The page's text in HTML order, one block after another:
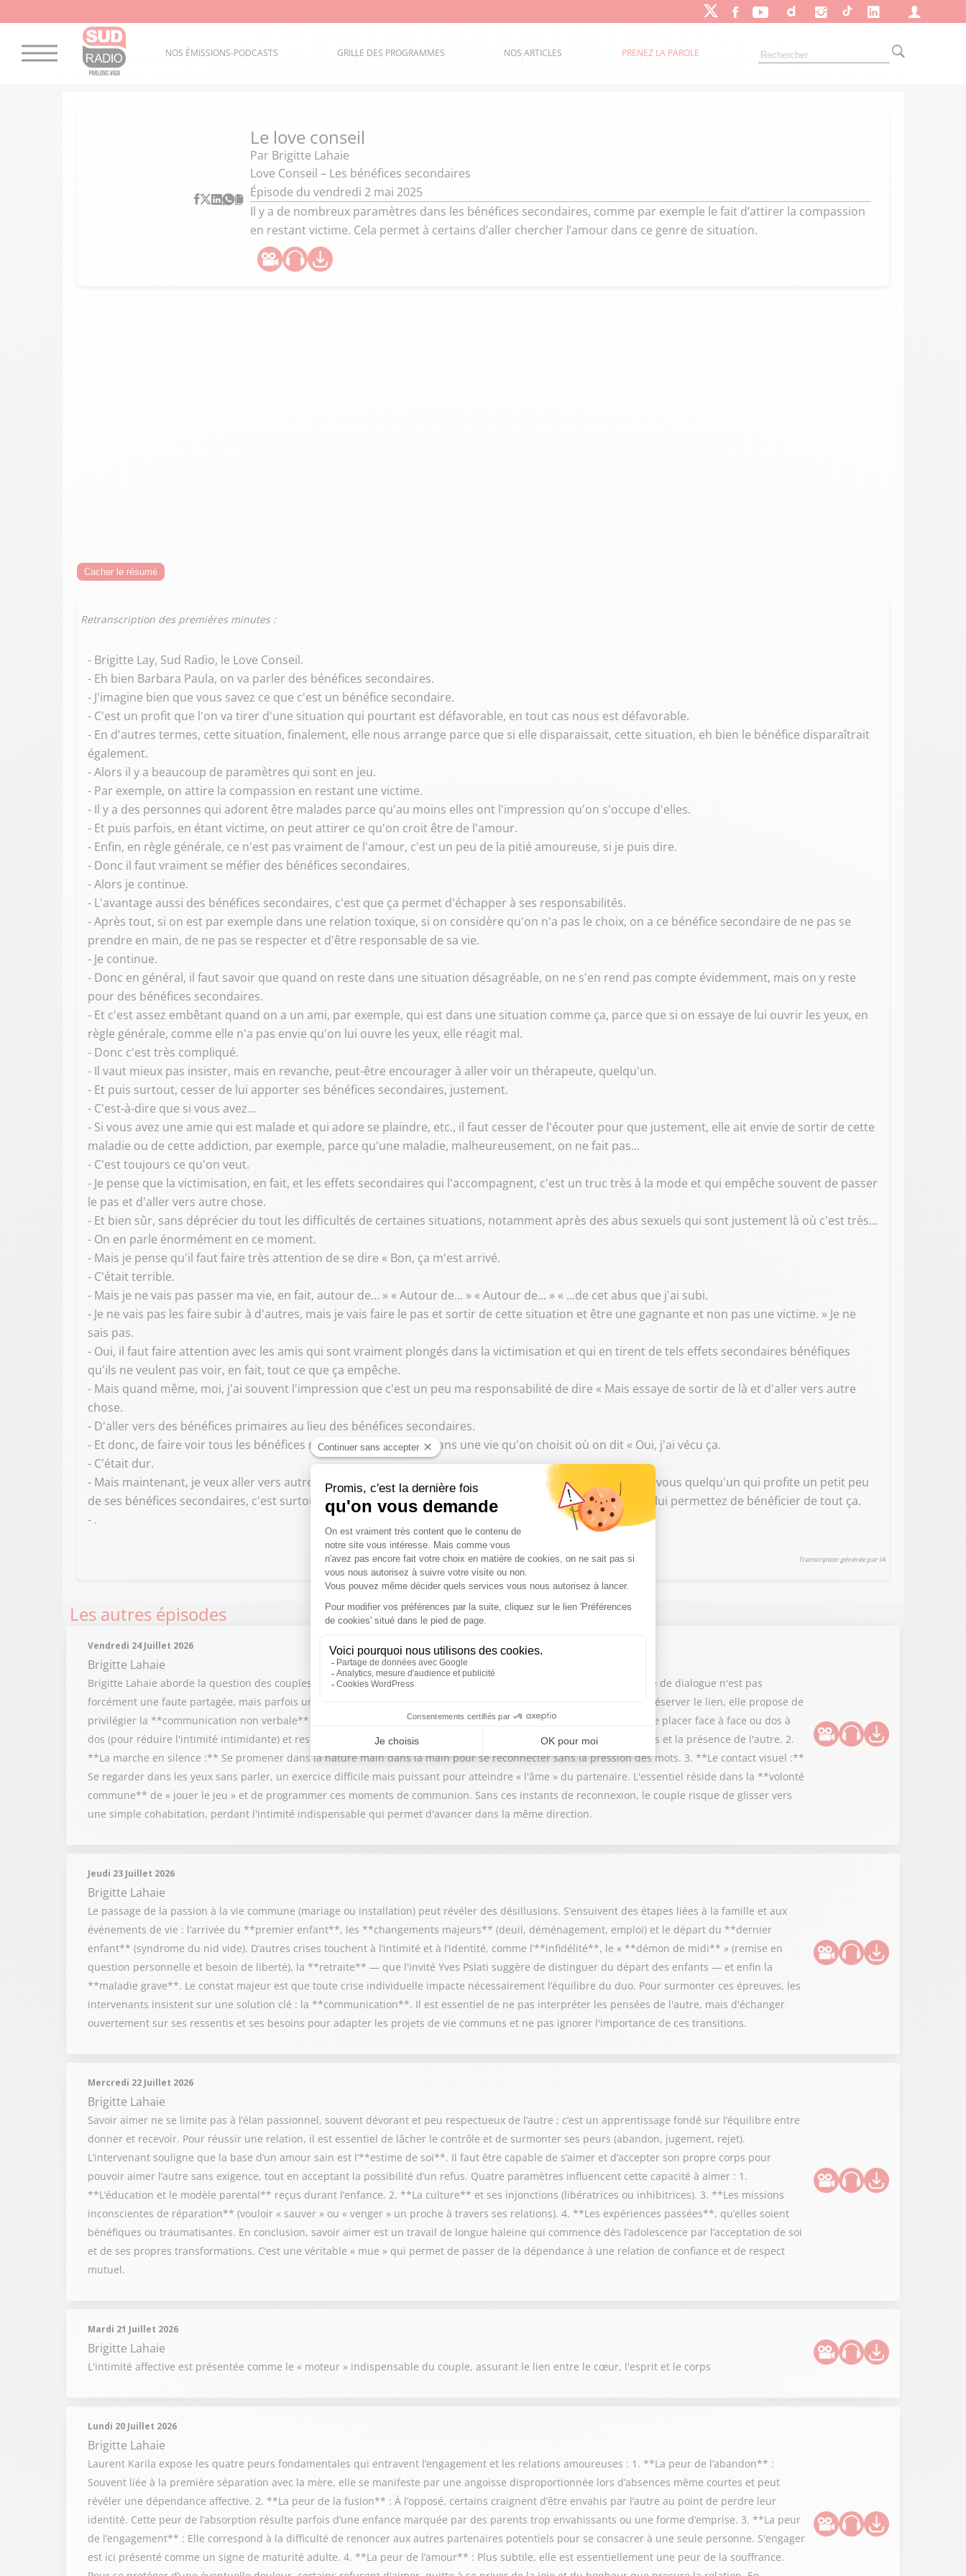
NOS ÉMISSIONS-PODCASTS GRILLE DES PROGRAMMES NOS ARTICLES PRENEZ LA PAROLE
Le love conseil
Par Brigitte Lahaie
Love Conseil – Les bénéfices secondaires
Épisode du vendredi 2 mai 2025
Il y a de nombreux paramètres dans les bénéfices secondaires, comme par exemple le fait d’attirer la compassion
en restant victime. Cela permet à certains d’aller chercher l’amour dans ce genre de situation.
Cacher le résumé
Retranscription des premières minutes :
- Brigitte Lay, Sud Radio, le Love Conseil.
- Eh bien Barbara Paula, on va parler des bénéfices secondaires.
- J'imagine bien que vous savez ce que c'est un bénéfice secondaire.
- C'est un profit que l'on va tirer d'une situation qui pourtant est défavorable, en tout cas nous est défavorable.
- En d'autres termes, cette situation, finalement, elle nous arrange parce que si elle disparaissait, cette situation, eh bien le bénéfice disparaîtrait
également.
- Alors il y a beaucoup de paramètres qui sont en jeu.
- Par exemple, on attire la compassion en restant une victime.
- Il y a des personnes qui adorent être malades parce qu'au moins elles ont l'impression qu'on s'occupe d'elles.
- Et puis parfois, en étant victime, on peut attirer ce qu'on croit être de l'amour.
- Enfin, en règle générale, ce n'est pas vraiment de l'amour, c'est un peu de la pitié amoureuse, si je puis dire.
- Donc il faut vraiment se méfier des bénéfices secondaires.
- Alors je continue.
- L'avantage aussi des bénéfices secondaires, c'est que ça permet d'échapper à ses responsabilités.
- Après tout, si on est par exemple dans une relation toxique, si on considère qu'on n'a pas le choix, on a ce bénéfice secondaire de ne pas se
prendre en main, de ne pas se respecter et d'être responsable de sa vie.
- Je continue.
- Donc en général, il faut savoir que quand on reste dans une situation désagréable, on ne s'en rend pas compte évidemment, mais on y reste
pour des bénéfices secondaires.
- Et c'est assez embêtant quand on a un ami, par exemple, qui est dans une situation comme ça, parce que si on essaye de lui ouvrir les yeux, en
règle générale, comme elle n'a pas envie qu'on lui ouvre les yeux, elle réagit mal.
- Donc c'est très compliqué.
- Il vaut mieux pas insister, mais en revanche, peut-être encourager à aller voir un thérapeute, quelqu'un.
- Et puis surtout, cesser de lui apporter ses bénéfices secondaires, justement.
- C'est-à-dire que si vous avez...
- Si vous avez une amie qui est malade et qui adore se plaindre, etc., il faut cesser de l'écouter pour que justement, elle ait envie de sortir de cette
maladie ou de cette addiction, par exemple, parce qu'une maladie, malheureusement, on ne fait pas...
- C'est toujours ce qu'on veut.
- Je pense que la victimisation, en fait, et les effets secondaires qui l'accompagnent, c'est un truc très à la mode et qui empêche souvent de passer
le pas et d'aller vers autre chose.
- Et bien sûr, sans déprécier du tout les difficultés de certaines situations, notamment après des abus sexuels qui sont justement là où c'est très...
- On en parle énormément en ce moment.
- Mais je pense qu'il faut faire très attention de se dire « Bon, ça m'est arrivé.
- C'était terrible.
- Mais je ne vais pas passer ma vie, en fait, autour de... » « Autour de... » « Autour de... » « ...de cet abus que j'ai subi.
- Je ne vais pas les faire subir à d'autres, mais je vais faire le pas et sortir de cette situation et être une gagnante et non pas une victime. » Je ne
sais pas.
- Oui, il faut faire attention avec les amis qui sont vraiment plongés dans la victimisation et qui en tirent de tels effets secondaires bénéfiques
qu'ils ne veulent pas voir, en fait, tout ce que ça empêche.
- Mais quand même, moi, j'ai souvent l'impression que c'est un peu ma responsabilité de dire « Mais essaye de sortir de là et d'aller vers autre
chose.
- D'aller vers des bénéfices primaires au lieu des bénéfices secondaires.
- Et donc, de faire voir tous les bénéfices réels qu'on peut avoir dans une vie qu'on choisit où on dit « Oui, j'ai vécu ça.
- C'était dur.
- Mais maintenant, je veux aller vers autre chose. » En tout cas, ce qu'on peut dire si vous avez auprès de vous quelqu'un qui profite un petit peu
de ses bénéfices secondaires, c'est surtout d'arrêter à l'écouter puisque, en l'écoutant, finalement, vous lui permettez de bénéficier de tout ça.
- .
Transcription générée par IA
Les autres épisodes
Vendredi 24 Juillet 2026
Brigitte Lahaie
Brigitte Lahaie aborde la question des couples qui peinent à communiquer verbalement. Elle rappelle que le manque de dialogue n'est pas
forcément une faute partagée, mais parfois une incapacité propre à l'un des partenaires. Pour pallier ce silence et préserver le lien, elle propose de
privilégier la **communication non verbale** à travers des exercices simples : 1. **La respiration synchronisée :** Se placer face à face ou dos à
dos (pour réduire l'intimité intimidante) et respirer en chœur. Cela permet de ressentir son propre corps, ses tensions et la présence de l'autre. 2.
**La marche en silence :** Se promener dans la nature main dans la main pour se reconnecter sans la pression des mots. 3. **Le contact visuel :**
Se regarder dans les yeux sans parler, un exercice difficile mais puissant pour atteindre « l'âme » du partenaire. L'essentiel réside dans la **volonté
commune** de « jouer le jeu » et de programmer ces moments de communion. Sans ces instants de reconnexion, le couple risque de glisser vers
une simple cohabitation, perdant l'intimité indispensable qui permet d'avancer dans la même direction.
Jeudi 23 Juillet 2026
Brigitte Lahaie
Le passage de la passion à la vie commune (mariage ou installation) peut révéler des désillusions. S’ensuivent des étapes liées à la famille et aux
événements de vie : l’arrivée du **premier enfant**, les **changements majeurs** (deuil, déménagement, emploi) et le départ du **dernier
enfant** (syndrome du nid vide). D’autres crises touchent à l’intimité et à l’identité, comme l’**infidélité**, le « **démon de midi** » (remise en
question personnelle et besoin de liberté), la **retraite** — que l'invité Yves Pslati suggère de distinguer du départ des enfants — et enfin la
**maladie grave**. Le constat majeur est que toute crise individuelle impacte nécessairement l’équilibre du duo. Pour surmonter ces épreuves, les
intervenants insistent sur une solution clé : la **communication**. Il est essentiel de ne pas interpréter les pensées de l'autre, mais d'échanger
ouvertement sur ses ressentis et ses besoins pour adapter les projets de vie communs et ne pas ignorer l'importance de ces transitions.
Mercredi 22 Juillet 2026
Brigitte Lahaie
Savoir aimer ne se limite pas à l’élan passionnel, souvent dévorant et peu respectueux de l’autre ; c’est un apprentissage fondé sur l’équilibre entre
donner et recevoir. Pour réussir une relation, il est essentiel de lâcher le contrôle et de surmonter ses peurs (abandon, jugement, rejet).
L’intervenant souligne que la base d’un amour sain est l’**estime de soi**. Il faut être capable de s’aimer et d’accepter son propre corps pour
pouvoir aimer l’autre sans exigence, tout en acceptant la possibilité d’un refus. Quatre paramètres influencent cette capacité à aimer : 1.
**L’éducation et le modèle parental** reçus durant l’enfance. 2. **La culture** et ses injonctions (libératrices ou inhibitrices). 3. **Les missions
inconscientes de réparation** (vouloir « sauver » ou « venger » un proche à travers ses relations). 4. **Les expériences passées**, qu’elles soient
bénéfiques ou traumatisantes. En conclusion, savoir aimer est un travail de longue haleine qui commence dès l’adolescence par l’acceptation de soi
et de ses propres transformations. C’est une véritable « mue » qui permet de passer de la dépendance à une relation de confiance et de respect
mutuel.
Mardi 21 Juillet 2026
Brigitte Lahaie
L'intimité affective est présentée comme le « moteur » indispensable du couple, assurant le lien entre le cœur, l'esprit et le corps
Lundi 20 Juillet 2026
Brigitte Lahaie
Laurent Karila expose les quatre peurs fondamentales qui entravent l’engagement et les relations amoureuses : 1. **La peur de l’abandon** :
Souvent liée à la première séparation avec la mère, elle se manifeste par une angoisse disproportionnée lors d’absences même courtes et peut
révéler une dépendance affective. 2. **La peur de la fusion** : À l’opposé, certains craignent d’être envahis par l’autre au point de perdre leur
identité. Cette peur de l’absorption résulte parfois d’une enfance marquée par des parents trop envahissants ou une forme d’emprise. 3. **La peur
de l’engagement** : Elle correspond à la difficulté de renoncer aux autres partenaires potentiels pour se consacrer à une seule personne. S'engager
est ici présenté comme un signe de maturité adulte. 4. **La peur de l’amour** : Plus subtile, elle est essentiellement une peur de la souffrance.